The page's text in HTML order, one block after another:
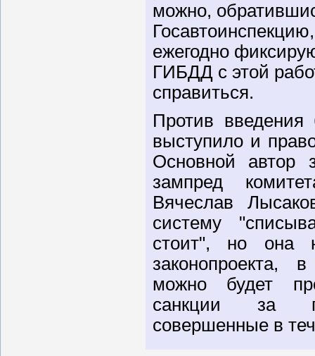
можно,
ежегодно
ГИБДД с этой
справиться.
Против
выступило и
Основной автор
зампред
Вячеслав
систему
стоит", но она
законопроекта,
можно будет
санкции за
совершенные в